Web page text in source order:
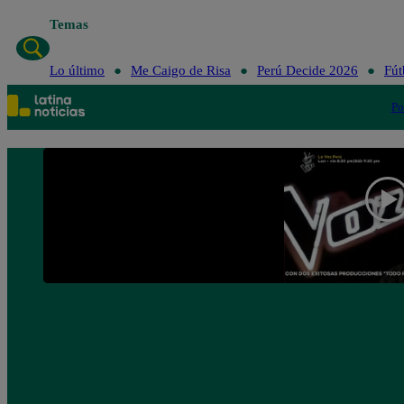
Temas
Lo último Me Caigo de Risa Perú Decide 2026